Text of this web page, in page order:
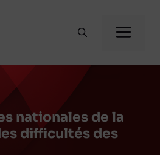
nationales de la
difficultés des